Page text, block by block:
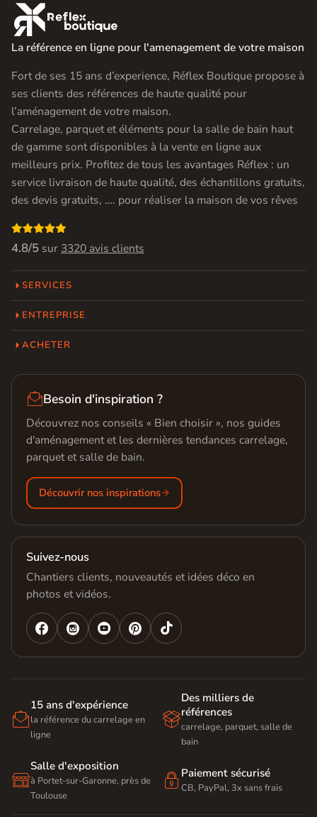

La référence en ligne pour l'amenagement de votre maison
Fort de ses 15 ans d’experience, Réflex Boutique propose à
ses clients des références de haute qualité pour
l’aménagement de votre maison.
Carrelage, parquet et éléments pour la salle de bain haut
de gamme sont disponibles à la vente en ligne aux
meilleurs prix. Profitez de tous les avantages Réflex : un
service livraison de haute qualité, des échantillons gratuits,
des devis gratuits, …. pour réaliser la maison de vos rêves

4.8/5 sur 3320 avis clients
SERVICES
ENTREPRISE
ACHETER
Besoin d'inspiration ?
Découvrez nos conseils « Bien choisir », nos guides
d'aménagement et les dernières tendances carrelage,
parquet et salle de bain.
Découvrir nos inspirations
Suivez-nous
Chantiers clients, nouveautés et idées déco en
photos et vidéos.
   

15 ans d'expérience
la référence du carrelage en
ligne

Des milliers de
références
carrelage, parquet, salle de
bain

Salle d'exposition
à Portet-sur-Garonne, près de
Toulouse
 Paiement sécurisé
CB, PayPal, 3x sans frais